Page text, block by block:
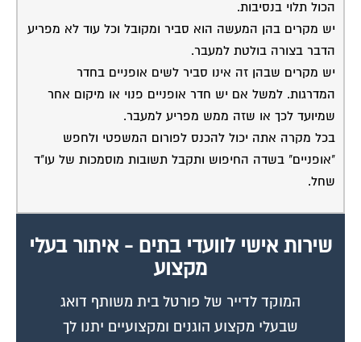
הכול תלוי בנסיבות.
יש מקרים בהן המעשה הוא סביר ומקובל וכל עוד לא מפריע
הדבר בצורה בולטת למעבר.
יש מקרים שבהן זה אינו סביר לשים אופניים בחדר
המדרגות. למשל אם יש חדר אופניים פנוי או מיקום אחר
שמיועד לכך או שזה ממש מפריע למעבר.
בכל מקרה אתה יכול להכנס לפורום המשפטי ולחפש
"אופניים" בשדה החיפוש ותקבל תשובות מוסמכות של עו"ד
שחל.
שירות אישי לוועדי בתים - איתור בעלי
מקצוע
המוקד לדייר של פורטל בית משותף דואג
שבעלי מקצוע הוגנים ומקצועיים יתנו לך